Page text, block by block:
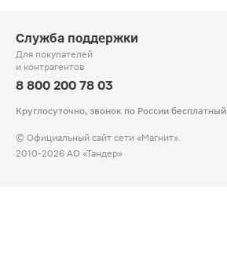
Служба поддержки
Для покупателей
и контрагентов
8 800 200 78 03
Круглосуточно, звонок по России бесплатный
© Официальный сайт сети «Магнит».
2010-2026 АО «Тандер»